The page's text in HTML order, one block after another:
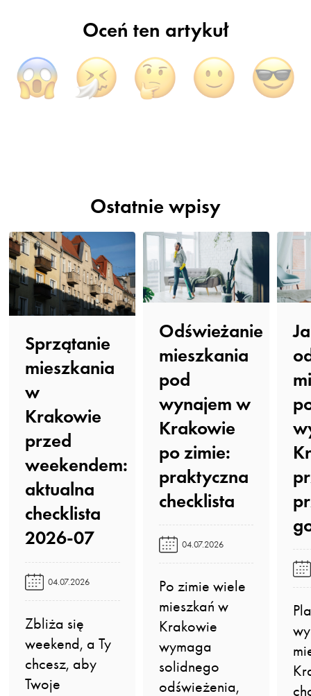
Oceń ten artykuł
Ostatnie wpisy
Sprzątanie
mieszkania
w
Krakowie
przed
weekendem:
aktualna
checklista
2026-07️
04.07.2026
Zbliża się
weekend, a Ty
chcesz, aby
Twoje
Odświeżanie
mieszkania
pod
wynajem w
Krakowie
po zimie:
praktyczna
checklista️
04.07.2026
Po zimie wiele
mieszkań w
Krakowie
wymaga
solidnego
odświeżenia,